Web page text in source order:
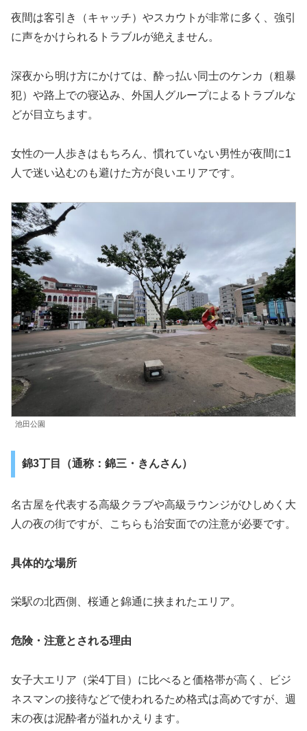
夜間は客引き（キャッチ）やスカウトが非常に多く、強引
に声をかけられるトラブルが絶えません。
深夜から明け方にかけては、酔っ払い同士のケンカ（粗暴
犯）や路上での寝込み、外国人グループによるトラブルな
どが目立ちます。
女性の一人歩きはもちろん、慣れていない男性が夜間に1
人で迷い込むのも避けた方が良いエリアです。
池田公園
錦3丁目（通称：錦三・きんさん）
名古屋を代表する高級クラブや高級ラウンジがひしめく大
人の夜の街ですが、こちらも治安面での注意が必要です。
具体的な場所
栄駅の北西側、桜通と錦通に挟まれたエリア。
危険・注意とされる理由
女子大エリア（栄4丁目）に比べると価格帯が高く、ビジ
ネスマンの接待などで使われるため格式は高めですが、週
末の夜は泥酔者が溢れかえります。